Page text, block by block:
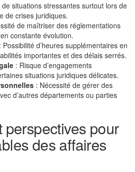
de situations stressantes surtout lors de
de crises juridiques.
de maîtriser des réglementations
constante évolution.
: Possibilité d’heures supplémentaires en
importantes et des délais serrés.
: Risque d’engagements
situations juridiques délicates.
: Nécessité de gérer des
d’autres départements ou parties
perspectives pour
des affaires